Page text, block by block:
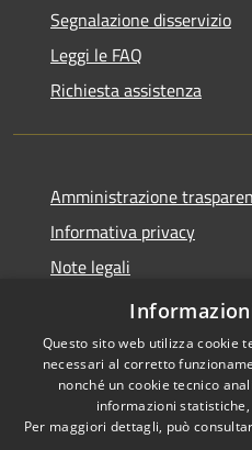
Segnalazione disservizio
Leggi le FAQ
Richiesta assistenza
Amministrazione
Informativa privacy
Note legali
Dichiarazione di
Accessibilità
Questo sito web utilizza cookie
necessari al corretto
nonché un cookie tecnico
informazioni
Per maggiori dettagli, può